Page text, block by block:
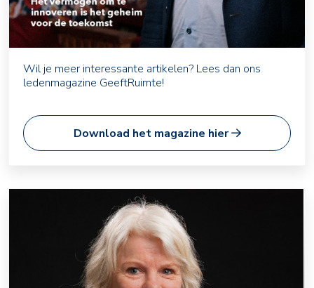
Wil je meer interessante artikelen? Lees dan ons
ledenmagazine GeeftRuimte!
Download het magazine hier